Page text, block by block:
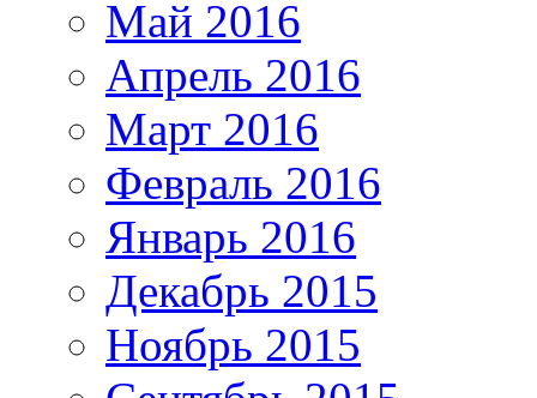
Май 2016
Апрель 2016
Март 2016
Февраль 2016
Январь 2016
Декабрь 2015
Ноябрь 2015